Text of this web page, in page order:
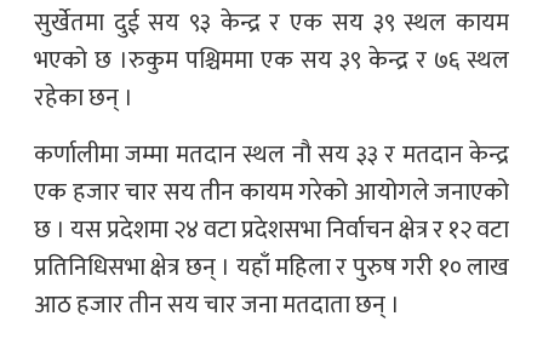
सुर्खेतमा दुई सय ९३ केन्द्र र एक सय ३९ स्थल कायम
भएको छ ।रुकुम पश्चिममा एक सय ३९ केन्द्र र ७६ स्थल
रहेका छन् ।
कर्णालीमा जम्मा मतदान स्थल नौ सय ३३ र मतदान केन्द्र
एक हजार चार सय तीन कायम गरेको आयोगले जनाएको
छ । यस प्रदेशमा २४ वटा प्रदेशसभा निर्वाचन क्षेत्र र १२ वटा
प्रतिनिधिसभा क्षेत्र छन् । यहाँ महिला र पुरुष गरी १० लाख
आठ हजार तीन सय चार जना मतदाता छन् ।